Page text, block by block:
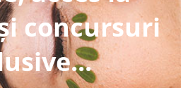
concursuri